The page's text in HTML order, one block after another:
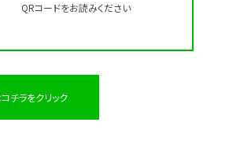
QRコードをお読みください
チラをクリック